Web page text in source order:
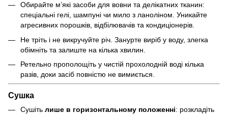
Обирайте м’які засоби для вовни та делікатних тканин:
спеціальні гелі, шампуні чи мило з ланоліном. Уникайте
агресивних порошків, відбілювачів та кондиціонерів.
Не тріть і не викручуйте річ. Занурте виріб у воду, злегка
обімніть та залиште на кілька хвилин.
Ретельно прополощіть у чистій прохолодній воді кілька
разів, доки засіб повністю не вимиється.
Сушка
Сушіть лише в горизонтальному положенні: розкладіть